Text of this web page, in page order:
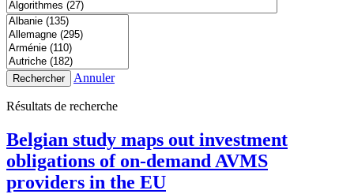
Rechercher Annuler
Résultats de recherche
Belgian study maps out investment
obligations of on-demand AVMS
providers in the EU